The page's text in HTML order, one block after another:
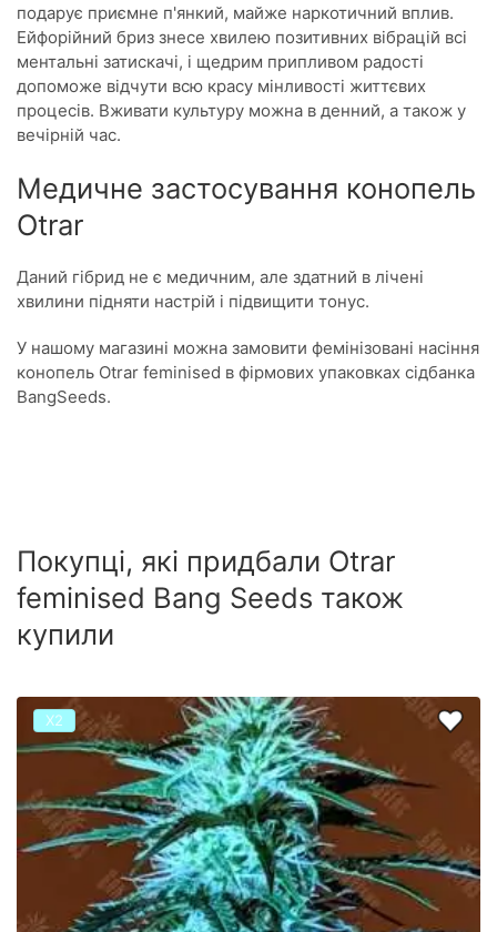
подарує приємне п'янкий, майже наркотичний вплив.
Ейфорійний бриз знесе хвилею позитивних вібрацій всі
ментальні затискачі, і щедрим припливом радості
допоможе відчути всю красу мінливості життєвих
процесів. Вживати культуру можна в денний, а також у
вечірній час.
Медичне застосування конопель
Otrar
Даний гібрид не є медичним, але здатний в лічені
хвилини підняти настрій і підвищити тонус.
У нашому магазині можна замовити фемінізовані насіння
конопель Otrar feminised в фірмових упаковках сідбанка
BangSeeds.
Покупці, які придбали Otrar
feminised Bang Seeds також
купили
Х2